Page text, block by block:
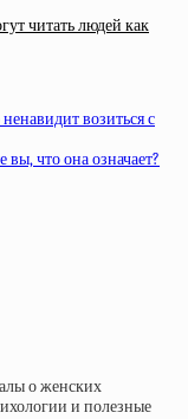
читать людей как
возиться с
вы, что она означает?
о женских
и полезные